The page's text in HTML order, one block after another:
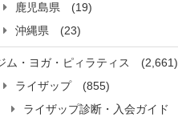
鹿児島県
(19)
沖縄県
(23)
ム・ヨガ・ピィラティス
(2,661)
ライザップ
(855)
ライザップ診断・入会ガイド